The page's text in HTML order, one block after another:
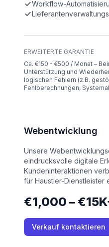
Workflow-
ERWEITERTE GARANTIE
Ca. €150 - €500 / Monat –
Unterstützung und
logischen Fehlern (z.B.
Fehlberechnungen,
Webentwicklung
Unsere
eindrucksvolle digitale
Kundeninteraktionen
für Haustier-Dienstleister
€1,000 –
Verkauf kontaktieren